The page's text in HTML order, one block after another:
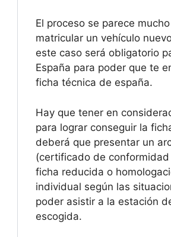
El proceso se parece
matricular un vehículo
este caso será obligatorio
España para poder que te
ficha técnica de españa.
Hay que tener en
para lograr conseguir la
deberá que presentar un
(certificado de conformidad
ficha reducida o
individual según las
poder asistir a la estación
escogida.